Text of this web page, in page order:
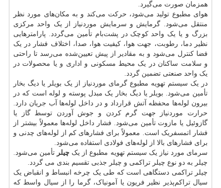
همزمان صورت می‌گیرد.
هوای مطبوع تولید می‌شود، حرکت می‌کند و به مکان‌های مورد نظر
منتقل می‌شود. گرمایش و سرمایش موردنیاز از یک واحد مرکزی
بزرگ و یا یک واحد کوچک در پشت‌بام تأمین می‌گردد. پارامترهایی
نظیر دما، رطوبت، جهت هوا، کیفیت هوا، صدا، اختلاف فشار در یک
فضا کنترل می‌شود و به مقادیر از پیش تعیین‌شده می‌رسد تا راحتی
و سلامت ساکنان در یک محیط مسکونی و اداری و یا محصولات در
یک واحد صنعتی تضمین گردد.
در یک سیستم تهویه مطبوع گرمای موردنیاز از یک بویلر یا دیگ بخار
تأمین می‌شود. بویلر یا دیگ بخار یک مبدل پوسته و لوله است که در
بیرون لوله‌ها محفظه آتش قرارداد و در داخل لوله‌ها آب جریان دارد.
حرارت موردنیاز جهت گرم کردن و جوش آوردن توسط گاز یا
گازوئیل یا مازوت تأمین می‌شود. فشار داخل لوله‌ها معمولاً بیشتر از
فشار اتمسفریک است. معمولاً برای فشارهای کم از لوله‌های چدنی و
برای فشارهای بالا از لوله‌های فولادی استفاده می‌شود.
سرمای مورد نیاز یک سیستم تهویه مطبوع از یک چیلر تأمین می‌شود.
چیلر به دو نوع چیلر تراکمی و چیلر جذبی تقسیم بندی می گردد.
چیلر تراکمی دستگاهی است که طی یک چرخه انبساط و انقباض یک
سیال تراکم‌پذیر نظیر فریون یا آمونیاک، گرما را از سیال واسط که